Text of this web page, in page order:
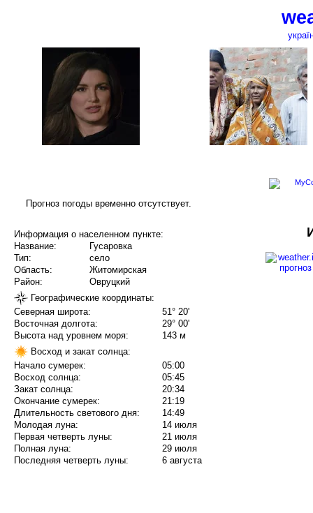
Прогноз погоды временно отсутствует.
Информация о населенном пункте:
Название:
Гусаровка
Тип:
село
Область:
Житомирская
Район:
Овруцкий
Географические координаты:
Северная широта:
51° 20'
Восточная долгота:
29° 00'
Высота над уровнем моря:
143 м
Восход и закат солнца:
Начало сумерек:
05:00
Восход солнца:
05:45
Закат солнца:
20:34
Окончание сумерек:
21:19
Длительность светового дня:
14:49
Молодая луна:
14 июля
Первая четверть луны:
21 июля
Полная луна:
29 июля
Последняя четверть луны:
6 августа